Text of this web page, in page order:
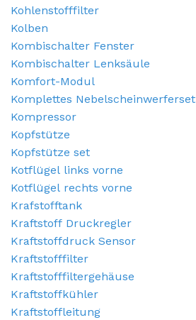
Kohlenstofffilter
Kolben
Kombischalter Fenster
Kombischalter Lenksäule
Komfort-Modul
Komplettes Nebelscheinwerferset
Kompressor
Kopfstütze
Kopfstütze set
Kotflügel links vorne
Kotflügel rechts vorne
Krafstofftank
Kraftstoff Druckregler
Kraftstoffdruck Sensor
Kraftstofffilter
Kraftstofffiltergehäuse
Kraftstoffkühler
Kraftstoffleitung